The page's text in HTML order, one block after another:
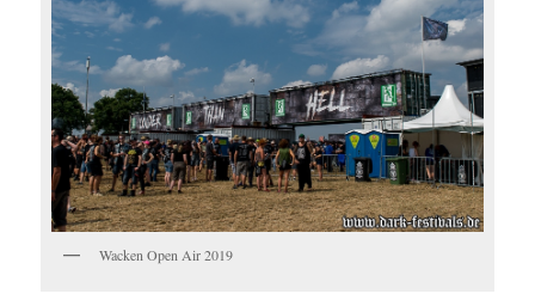
Wacken Open Air 2019